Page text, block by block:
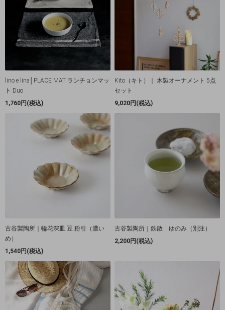
lino e lina│PLACE MAT ランチョンマッ
ト Duo
1,760円(税込)
Kito（キト）｜ 木製オーナメント 5点
セット
9,020円(税込)
古谷製陶所｜輪花深皿 豆 粉引（濃い
め）
1,540円(税込)
古谷製陶所｜鉄散 ゆのみ（別注）
2,200円(税込)